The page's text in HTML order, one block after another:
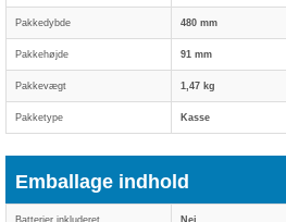
Pakkedybde 480 mm
Pakkehøjde 91 mm
Pakkevægt 1,47 kg
Pakketype Kasse
Emballage indhold